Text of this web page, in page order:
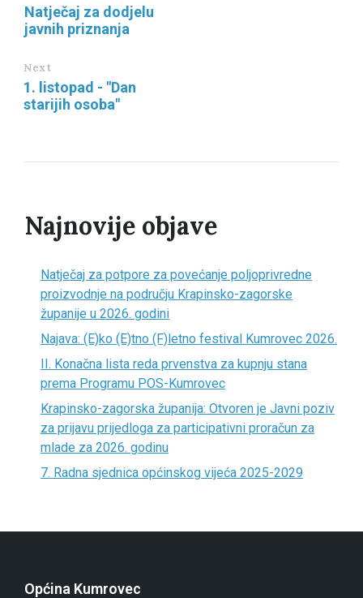
Natječaj za dodjelu
javnih priznanja
Next
1. listopad - "Dan
starijih osoba"
Najnovije objave
Natječaj za potpore za povećanje poljoprivredne
proizvodnje na području Krapinsko-zagorske
županije u 2026. godini
Najava: (E)ko (E)tno (F)letno festival Kumrovec 2026.
II. Konačna lista reda prvenstva za kupnju stana
prema Programu POS-Kumrovec
Krapinsko-zagorska županija: Otvoren je Javni poziv
za prijavu prijedloga za participativni proračun za
mlade za 2026. godinu
7. Radna sjednica općinskog vijeća 2025-2029
Općina Kumrovec